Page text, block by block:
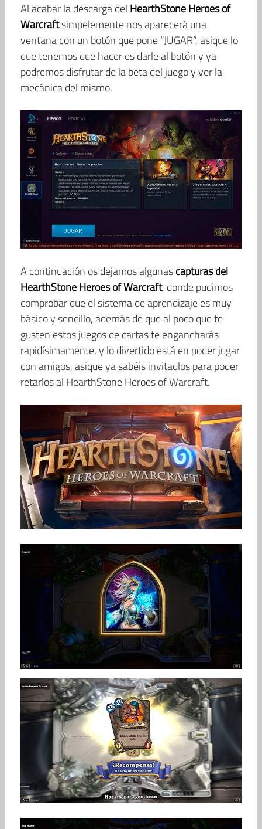
Al acabar la descarga del HearthStone Heroes of
Warcraftsimpelemente nos aparecerá una
ventana con un botón que pone “JUGAR”, asique lo
que tenemos que hacer es darle al botón y ya
podremos disfrutar de la beta del juego y ver la
mecánica del mismo.
A continuación os dejamos algunascapturas del
HearthStone Heroes of Warcraft, donde pudimos
comprobar que el sistema de aprendizaje es muy
básico y sencillo, además de que al poco que te
gusten estos juegos de cartas te engancharás
rapidísimamente, y lo divertido está en poder jugar
con amigos, asique ya sabéis invitadlos para poder
retarlos al HearthStone Heroes of Warcraft.